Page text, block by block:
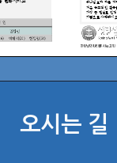
오시는 길